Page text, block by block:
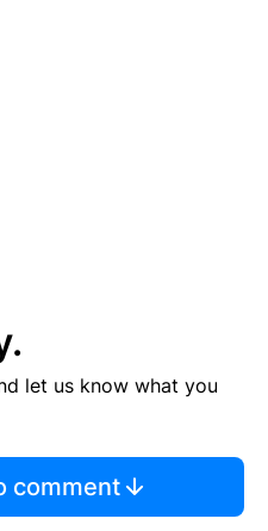
let us know what you
comment